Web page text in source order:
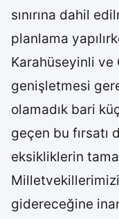
sınırına dahil
planlama
Karahüseyinli ve
genişletmesi
olamadık bari
geçen bu fırsatı
eksikliklerin
gidereceğine